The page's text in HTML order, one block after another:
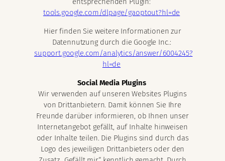
tools.google.com/dlpage/gaoptout?hl=de
Hier finden Sie weitere Informationen zur
Datennutzung durch die Google Inc.:
support.google.com/analytics/answer/6004245?
hl=de
Social Media Plugins
Wir verwenden auf unseren Websites Plugins
von Drittanbietern. Damit können Sie Ihre
Freunde darüber informieren, ob Ihnen unser
Internetangebot gefällt, auf Inhalte hinweisen
oder Inhalte teilen. Die Plugins sind durch das
Logo des jeweiligen Drittanbieters oder den